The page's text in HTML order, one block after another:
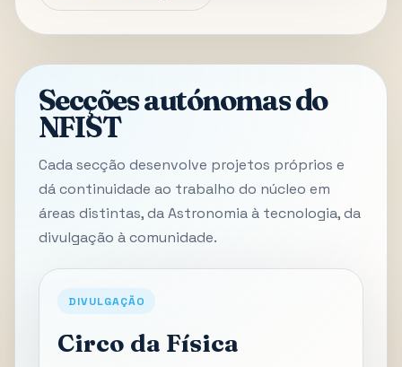
Secções autónomas do
NFIST
Cada secção desenvolve projetos próprios e
dá continuidade ao trabalho do núcleo em
áreas distintas, da Astronomia à tecnologia, da
divulgação à comunidade.
DIVULGAÇÃO
Circo da Física